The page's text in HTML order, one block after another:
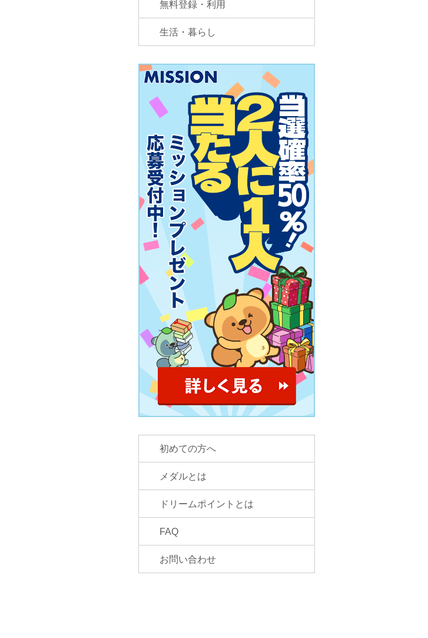
無料登録・利用
生活・暮らし
初めての方へ
メダルとは
ドリームポイントとは
FAQ
お問い合わせ